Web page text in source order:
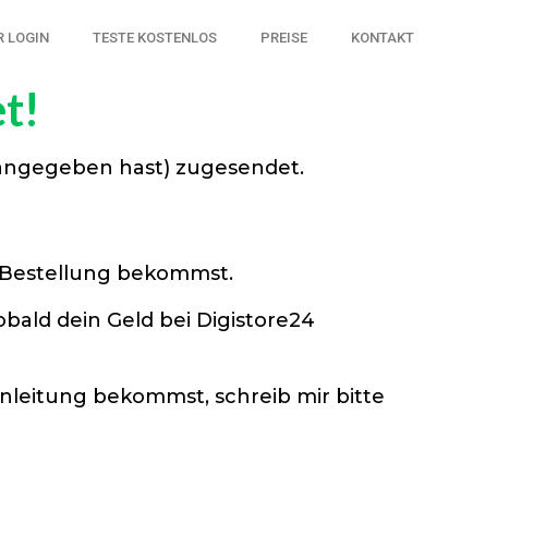
LOGIN TESTE KOSTENLOS PREISE KONTAKT
hast) zugesendet.
bekommst.
dein Geld bei Digistore24
bekommst, schreib mir bitte